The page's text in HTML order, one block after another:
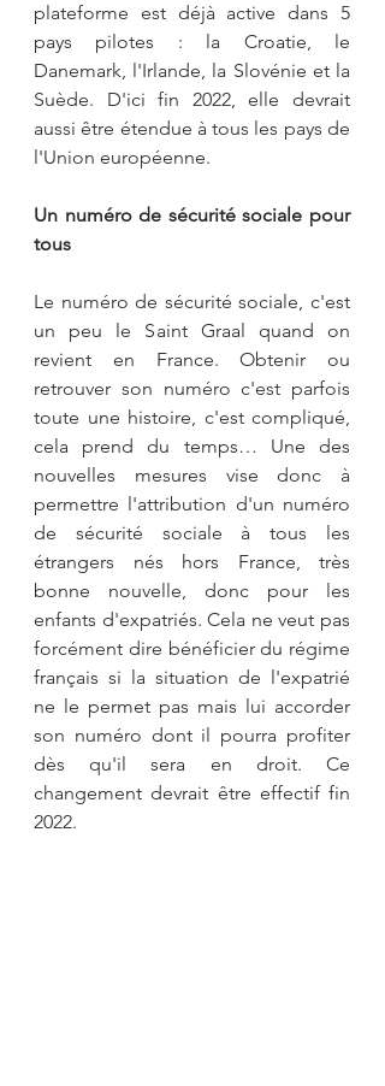
plateforme est déjà active dans 5
pays pilotes : la Croatie, le
Danemark, l'Irlande, la Slovénie et la
Suède. D'ici fin 2022, elle devrait
aussi être étendue à tous les pays de
l'Union européenne.
Un numéro de sécurité sociale pour
tous
Le numéro de sécurité sociale, c'est
un peu le Saint Graal quand on
revient en France. Obtenir ou
retrouver son numéro c'est parfois
toute une histoire, c'est compliqué,
cela prend du temps… Une des
nouvelles mesures vise donc à
permettre l'attribution d'un numéro
de sécurité sociale à tous les
étrangers nés hors France, très
bonne nouvelle, donc pour les
enfants d'expatriés. Cela ne veut pas
forcément dire bénéficier du régime
français si la situation de l'expatrié
ne le permet pas mais lui accorder
son numéro dont il pourra profiter
dès qu'il sera en droit. Ce
changement devrait être effectif fin
2022.